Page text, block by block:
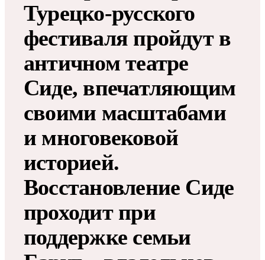
Турецко-русского
фестиваля пройдут в
античном театре
Сиде, впечатляющим
своими масштабами
и многовековой
историей.
Восстановление Сиде
проходит при
поддержке семьи